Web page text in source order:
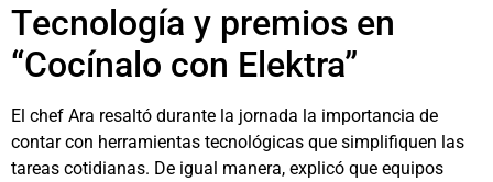
Tecnología y premios en
“Cocínalo con Elektra”
El chef Ara resaltó durante la jornada la importancia de
contar con herramientas tecnológicas que simplifiquen las
tareas cotidianas. De igual manera, explicó que equipos